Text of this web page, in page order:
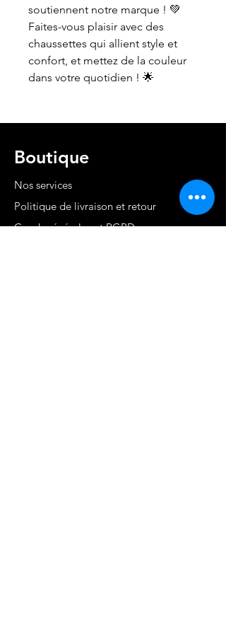
soutiennent notre marque ! 💚
Faites-vous plaisir avec des
chaussettes qui allient style et
confort, et mettez de la couleur
dans votre quotidien ! 🌟
Boutique
Nos services
Politique de livraison et retour
Cond. générales et RGPD